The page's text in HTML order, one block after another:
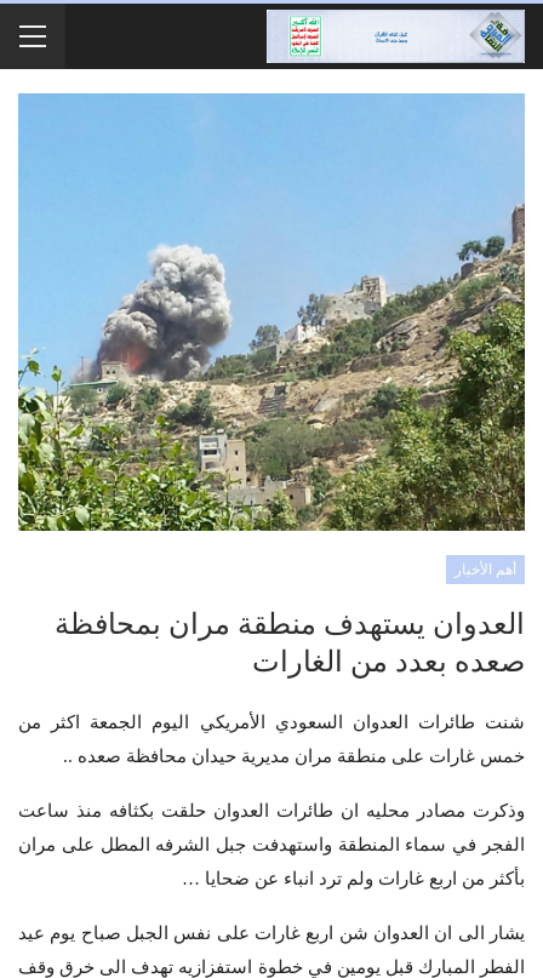
أهم الأخبار
العدوان يستهدف منطقة مران بمحافظة
صعده بعدد من الغارات
شنت طائرات العدوان السعودي الأمريكي اليوم الجمعة اكثر من
خمس غارات على منطقة مران مديرية حيدان محافظة صعده ..
وذكرت مصادر محليه ان طائرات العدوان حلقت بكثافه منذ ساعت
الفجر في سماء المنطقة واستهدفت جبل الشرفه المطل على مران
بأكثر من اربع غارات ولم ترد انباء عن ضحايا …
يشار الى ان العدوان شن اربع غارات على نفس الجبل صباح يوم عيد
الفطر المبارك قبل يومين في خطوة استفزازيه تهدف الى خرق وقف